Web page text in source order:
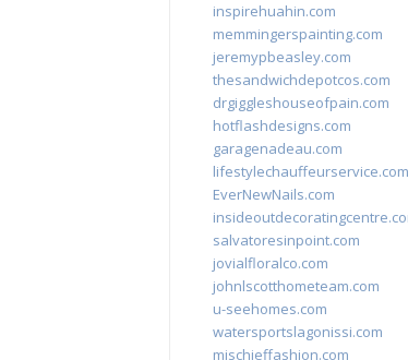
inspirehuahin.com
memmingerspainting.com
jeremypbeasley.com
thesandwichdepotcos.com
drgiggleshouseofpain.com
hotflashdesigns.com
garagenadeau.com
lifestylechauffeurservice.com
EverNewNails.com
salvatoresinpoint.com
jovialfloralco.com
johnlscotthometeam.com
u-seehomes.com
watersportslagonissi.com
mischieffashion.com